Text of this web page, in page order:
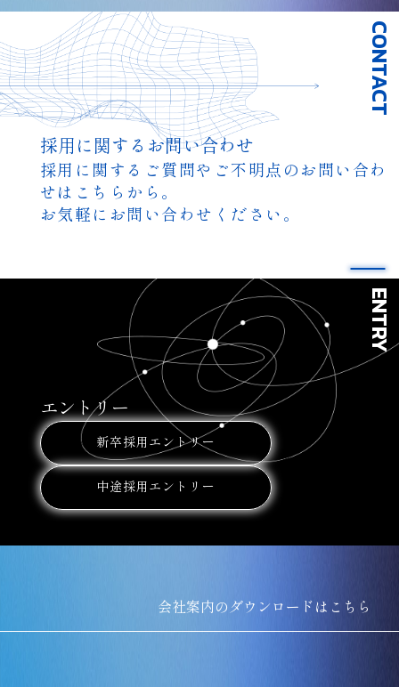
CONTACT
採用に関するお問い合わせ
採用に関するご質問やご不明点のお問い合わ
せはこちらから。
お気軽にお問い合わせください。
ENTRY
エントリー
新卒採用エントリー
中途採用エントリー
会社案内のダウンロードはこちら